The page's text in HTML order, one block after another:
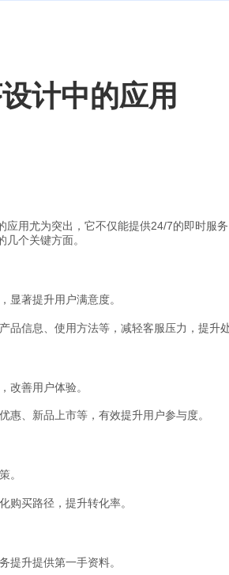
计中的应用
用尤为突出，它不仅能提供24/7的即时服务
个关键方面。
显著提升用户满意度。
信息、使用方法等，减轻客服压力，提升处
改善用户体验。
、新品上市等，有效提升用户参与度。
。
购买路径，提升转化率。
提升提供第一手资料。